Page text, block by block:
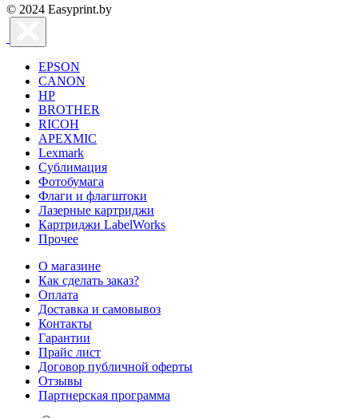
© 2024 Easyprint.by
EPSON
CANON
HP
BROTHER
RICOH
APEXMIC
Lexmark
Сублимация
Фотобумага
Флаги и флагштоки
Лазерные картриджи
Картриджи LabelWorks
Прочее
О магазине
Как сделать заказ?
Оплата
Доставка и самовывоз
Контакты
Гарантии
Прайс лист
Договор публичной оферты
Отзывы
Партнерская программа